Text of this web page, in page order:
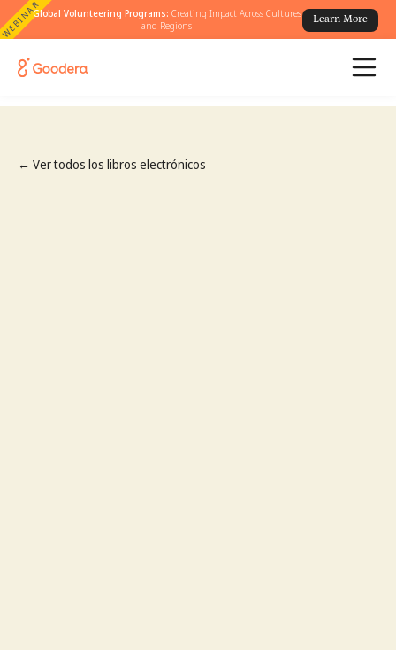
WEBINARGlobal Volunteering Programs: Creating Impact Across Cultures
and Regions
Learn More
← Ver todos los libros electrónicos